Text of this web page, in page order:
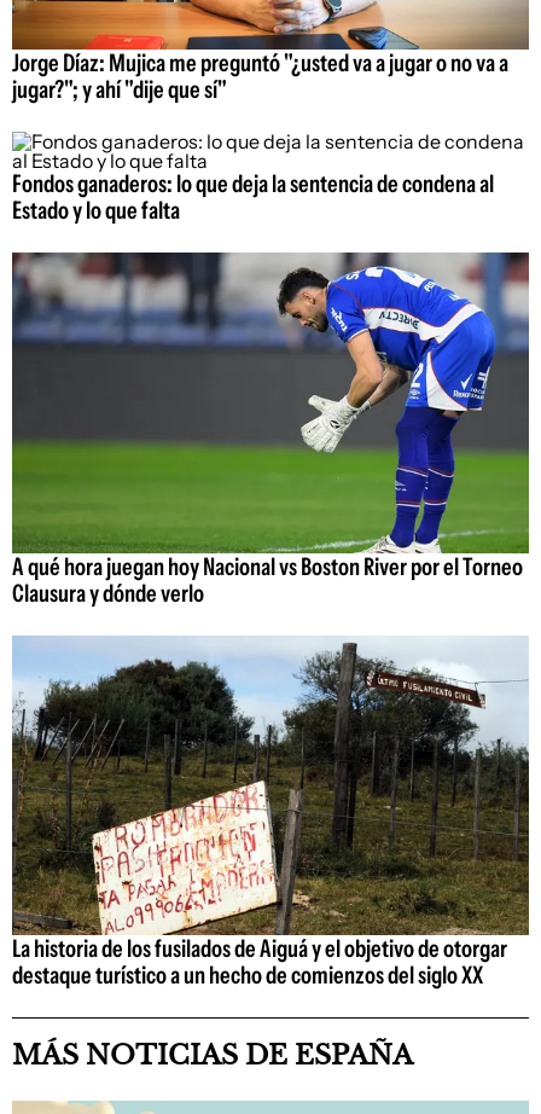
Jorge Díaz: Mujica me preguntó "¿usted va a jugar o no va a
jugar?"; y ahí "dije que sí"
Fondos ganaderos: lo que deja la sentencia de condena al
Estado y lo que falta
A qué hora juegan hoy Nacional vs Boston River por el Torneo
Clausura y dónde verlo
La historia de los fusilados de Aiguá y el objetivo de otorgar
destaque turístico a un hecho de comienzos del siglo XX
MÁS NOTICIAS DE ESPAÑA